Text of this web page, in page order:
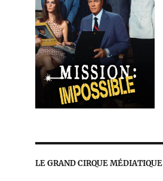
LE GRAND CIRQUE MÉDIATIQUE